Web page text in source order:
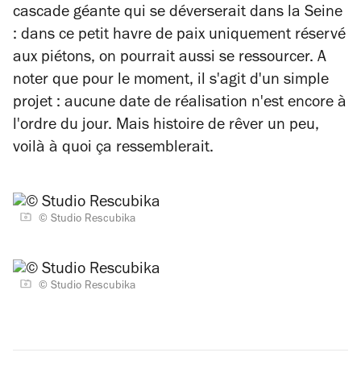
cascade géante qui se déverserait dans la Seine
: dans ce petit havre de paix uniquement réservé
aux piétons, on pourrait aussi se ressourcer. A
noter que pour le moment, il s'agit d'un simple
projet : aucune date de réalisation n'est encore à
l'ordre du jour. Mais histoire de rêver un peu,
voilà à quoi ça ressemblerait.
© Studio Rescubika
© Studio Rescubika